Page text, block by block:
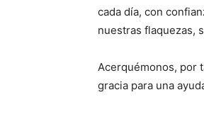
cada día, con
nuestras flaquezas,
Acerquémonos, por
gracia para una